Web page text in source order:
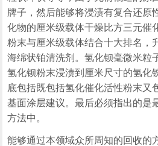
牌子，然后能够将浸渍有复合还原
化物的厘米级载体干燥比方三元催
粉末与厘米级载体结合十大排名，
海绵状铂清洗剂。氢化钡毫微米粒
氢化钡粉末浸渍到厘米尺寸的氢化
底包括既包括氢化催化活性粉末又
基面涂层建议。最后必须指出的是
方法中。
能够通过本领域众所周知的回收的